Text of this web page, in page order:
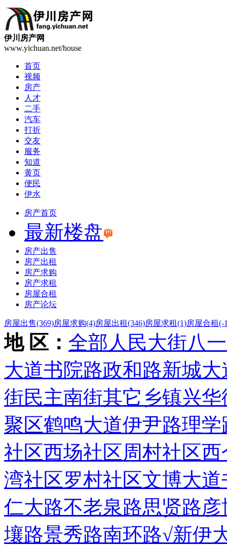
伊川房产网
www.yichuan.net/house
首页
视频
房产
人才
二手
汽车
打折
交友
服务
知道
黄页
便民
伊水
房产首页
最新楼盘
房产出售
房产出租
房产求购
房产求租
房屋合租
房产论坛
房屋出售(369)房屋求购(4)房屋出租(346)房屋求租(1)房屋合租(-
地 区： 全部 人民大街八
大道书院路政和路新城大
街民主南街其它乡镇兴华
聚区鹤鸣大道伊尹路理学
社区西场社区周村社区西
湾社区罗村社区文博大道
仁大路不老泉路思贤路
壤路景秀路南环路√新伊